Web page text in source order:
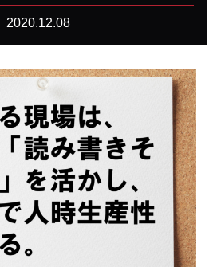
2020.12.08